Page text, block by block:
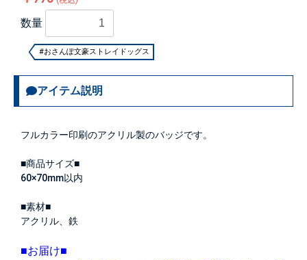
数量
#おさんぽ文豪ストレイドッグス
アイテム説明
フルカラー印刷のアクリル製のバッジです。
■商品サイズ■
60×70mm以内
■素材■
アクリル、鉄
■お届け■